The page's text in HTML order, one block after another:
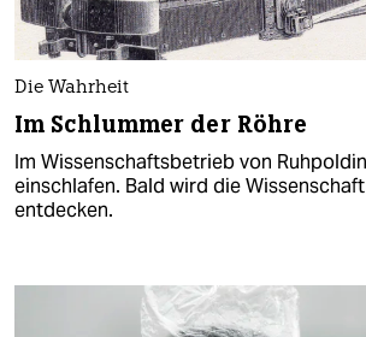
Die Wahrheit
Im Schlummer der Röhre
Im Wissenschaftsbetrieb von
einschlafen. Bald wird die
entdecken.